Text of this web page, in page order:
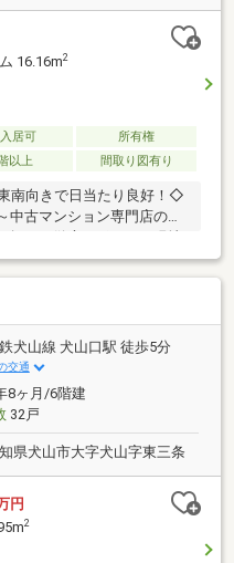
16.16m2
居可
所有権
以上 間取り図有り
南向きで日当たり良好！◇
中古マンション専門店のス
境もご案内可能です。建物
ご質問ください。〇お問合
件以上の物件をご紹介可
扱っております。お気軽に
犬山線 犬山口駅 徒歩5分
交通
8ヶ月/6階建
32戸
県犬山市大字犬山字東三条
円
2